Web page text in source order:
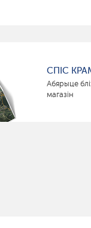
СПІС
Абярыце
магазін